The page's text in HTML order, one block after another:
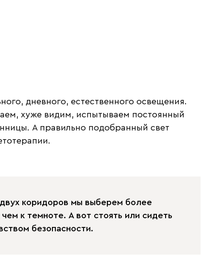
дневного, естественного освещения.
хуже видим, испытываем постоянный
А правильно подобранный свет
коридоров мы выберем более
к темноте. А вот стоять или сидеть
безопасности.